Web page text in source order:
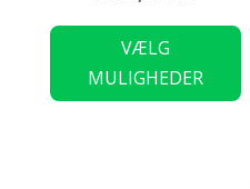
VÆLG
MULIGHEDER